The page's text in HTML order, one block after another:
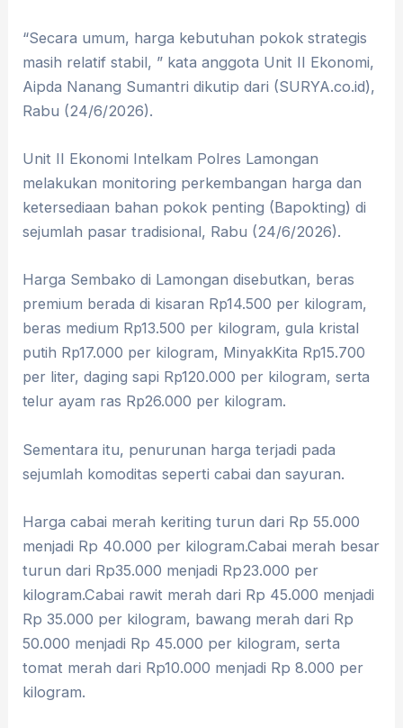
“Secara umum, harga kebutuhan pokok strategis
masih relatif stabil, ” kata anggota Unit II Ekonomi,
Aipda Nanang Sumantri dikutip dari (SURYA.co.id),
Rabu (24/6/2026).
Unit II Ekonomi Intelkam Polres Lamongan
melakukan monitoring perkembangan harga dan
ketersediaan bahan pokok penting (Bapokting) di
sejumlah pasar tradisional, Rabu (24/6/2026).
Harga Sembako di Lamongan disebutkan, beras
premium berada di kisaran Rp14.500 per kilogram,
beras medium Rp13.500 per kilogram, gula kristal
putih Rp17.000 per kilogram, MinyakKita Rp15.700
per liter, daging sapi Rp120.000 per kilogram, serta
telur ayam ras Rp26.000 per kilogram.
Sementara itu, penurunan harga terjadi pada
sejumlah komoditas seperti cabai dan sayuran.
Harga cabai merah keriting turun dari Rp 55.000
menjadi Rp 40.000 per kilogram.Cabai merah besar
turun dari Rp35.000 menjadi Rp23.000 per
kilogram.Cabai rawit merah dari Rp 45.000 menjadi
Rp 35.000 per kilogram, bawang merah dari Rp
50.000 menjadi Rp 45.000 per kilogram, serta
tomat merah dari Rp10.000 menjadi Rp 8.000 per
kilogram.